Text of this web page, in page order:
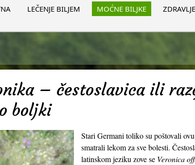
LEČENJE BILJEM MOĆNE BILJKE
– čestoslavica ili
boljki
Stari Germani toliko su poštovali
smatrali lekom za sve bolesti.
latinskom jeziku zove se Veronica